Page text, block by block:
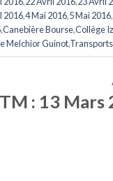
2016,4 Mai 2016,5 Mai 2016,
,Canebière Bourse,Collège
Melchior Guinot,Transports
: 13